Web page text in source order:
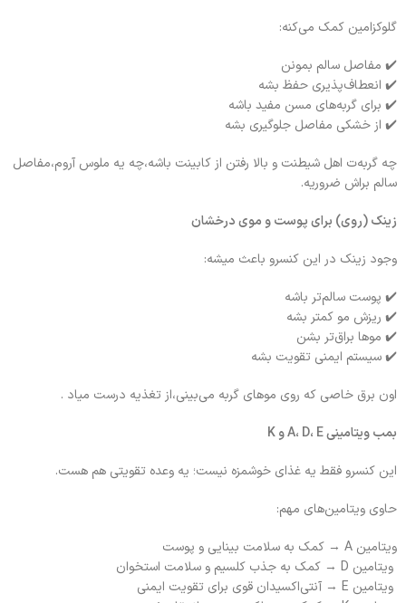
گلوکزامین کمک می‌کنه:
✔️ مفاصل سالم بمونن
✔️ انعطاف‌پذیری حفظ بشه
✔️ برای گربه‌های مسن مفید باشه
✔️ از خشکی مفاصل جلوگیری بشه
چه گربه‌ت اهل شیطنت و بالا رفتن از کابینت باشه،چه یه ملوس آروم،مفاصل
سالم براش ضروریه.
زینک (روی) برای پوست و موی درخشان
وجود زینک در این کنسرو باعث میشه:
✔️ پوست سالم‌تر باشه
✔️ ریزش مو کمتر بشه
✔️ موها براق‌تر بشن
✔️ سیستم ایمنی تقویت بشه
اون برق خاصی که روی موهای گربه می‌بینی،از تغذیه درست میاد .
بمب ویتامینی A، D، E و K
این کنسرو فقط یه غذای خوشمزه نیست؛ یه وعده تقویتی هم هست.
حاوی ویتامین‌های مهم:
ویتامین A → کمک به سلامت بینایی و پوست
ویتامین D → کمک به جذب کلسیم و سلامت استخوان
ویتامین E → آنتی‌اکسیدان قوی برای تقویت ایمنی